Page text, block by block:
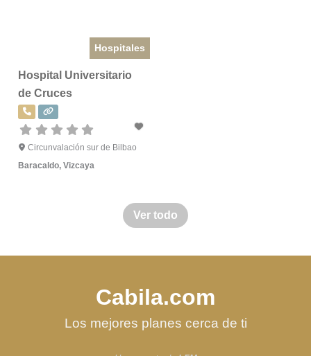
Hospitales
Hospital Universitario
de Cruces
Circunvalación sur de Bilbao
Baracaldo, Vizcaya
Ver todo
Cabila.com
Los mejores planes cerca de ti